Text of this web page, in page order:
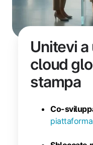
Unitevi
cloud
stampa
Co-